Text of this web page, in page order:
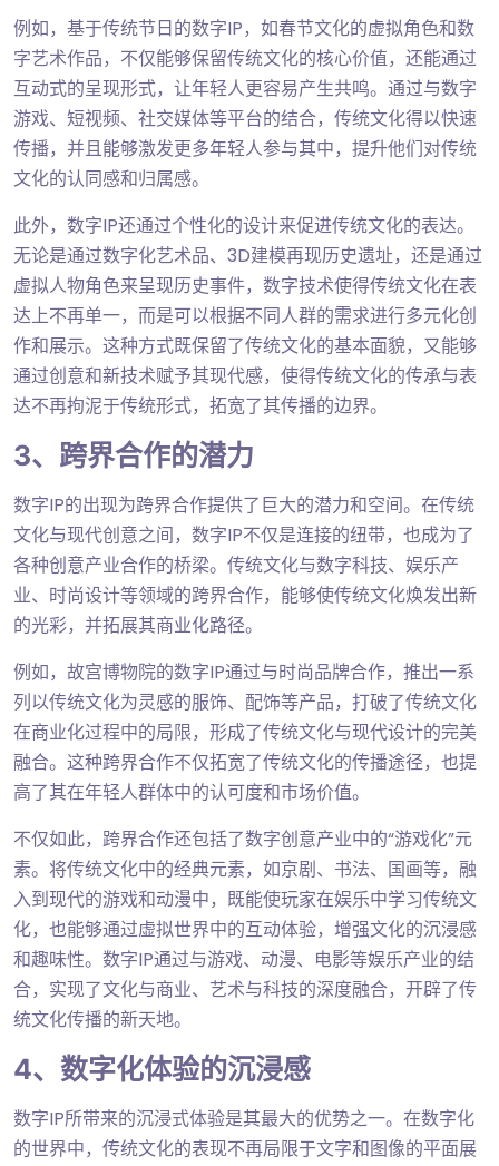
例如，基于传统节日的数字IP，如春节文化的虚拟角色和数
字艺术作品，不仅能够保留传统文化的核心价值，还能通过
互动式的呈现形式，让年轻人更容易产生共鸣。通过与数字
游戏、短视频、社交媒体等平台的结合，传统文化得以快速
传播，并且能够激发更多年轻人参与其中，提升他们对传统
文化的认同感和归属感。
此外，数字IP还通过个性化的设计来促进传统文化的表达。
无论是通过数字化艺术品、3D建模再现历史遗址，还是通过
虚拟人物角色来呈现历史事件，数字技术使得传统文化在表
达上不再单一，而是可以根据不同人群的需求进行多元化创
作和展示。这种方式既保留了传统文化的基本面貌，又能够
通过创意和新技术赋予其现代感，使得传统文化的传承与表
达不再拘泥于传统形式，拓宽了其传播的边界。
3、跨界合作的潜力
数字IP的出现为跨界合作提供了巨大的潜力和空间。在传统
文化与现代创意之间，数字IP不仅是连接的纽带，也成为了
各种创意产业合作的桥梁。传统文化与数字科技、娱乐产
业、时尚设计等领域的跨界合作，能够使传统文化焕发出新
的光彩，并拓展其商业化路径。
例如，故宫博物院的数字IP通过与时尚品牌合作，推出一系
列以传统文化为灵感的服饰、配饰等产品，打破了传统文化
在商业化过程中的局限，形成了传统文化与现代设计的完美
融合。这种跨界合作不仅拓宽了传统文化的传播途径，也提
高了其在年轻人群体中的认可度和市场价值。
不仅如此，跨界合作还包括了数字创意产业中的“游戏化”元
素。将传统文化中的经典元素，如京剧、书法、国画等，融
入到现代的游戏和动漫中，既能使玩家在娱乐中学习传统文
化，也能够通过虚拟世界中的互动体验，增强文化的沉浸感
和趣味性。数字IP通过与游戏、动漫、电影等娱乐产业的结
合，实现了文化与商业、艺术与科技的深度融合，开辟了传
统文化传播的新天地。
4、数字化体验的沉浸感
数字IP所带来的沉浸式体验是其最大的优势之一。在数字化
的世界中，传统文化的表现不再局限于文字和图像的平面展